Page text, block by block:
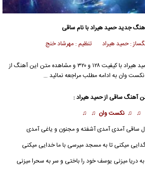
آهنگ جدیدحمید هیرادبا نام ساقی
: حمید هیراد تنظیم : مهرشاد خنج
هیراد
با کیفیت ۱۲۸ و ۳۲۰ و مشاهده متن این آهنگ از
وان به ادامه مطلب مراجعه نمائید …
آهنگساقی ازحمید هیراد:
♫ ♫ نکست وان ♫ ♫
ساقی آمدی آمدی آشفته و مجنون و یاغی آمدی
میکنی تا به مسجد میرسی با ما خدایی میکنی
دریا میزنی یوسف خود را باختی و سر به سحرا میزنی